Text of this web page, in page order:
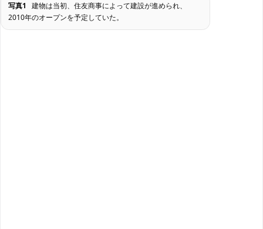
写真1
建物は当初、住友商事によって建設が進められ、
2010年のオープンを予定していた。